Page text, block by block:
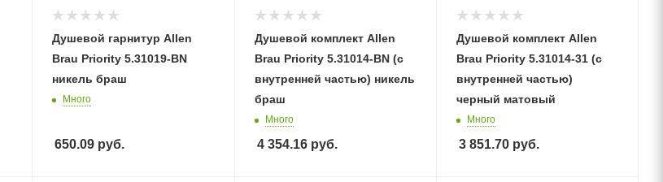
Душевой гарнитур Allen
Brau Priority 5.31019-BN
никель браш
Много
650.09 руб.
Душевой комплект Allen
Brau Priority 5.31014-BN (с
внутренней частью) никель
браш
Много
4 354.16руб.
Душевой комплект Allen
Brau Priority 5.31014-31 (с
внутренней частью)
черный матовый
Много
3 851.70руб.